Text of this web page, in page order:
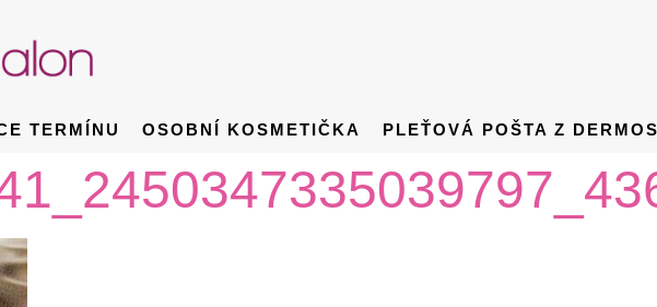
TERMÍNU OSOBNÍ KOSMETIČKA PLEŤOVÁ POŠTA Z